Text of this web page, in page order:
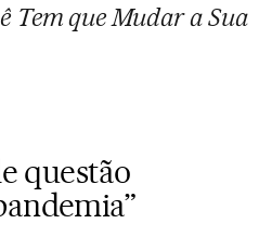
Tem que Mudar a Sua
questão